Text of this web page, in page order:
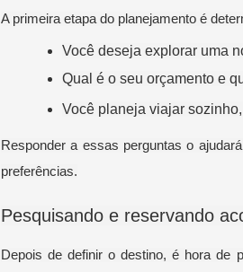
A primeira etapa do planejamento é
Você deseja explorar uma
Qual é o seu orçamento e
Você planeja viajar
Responder a essas perguntas o
preferências.
Pesquisando e reservando
Depois de definir o destino, é hora de